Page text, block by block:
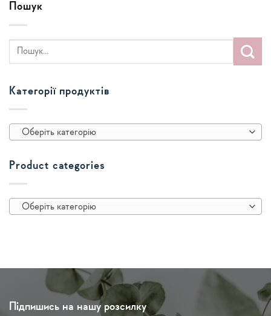
Пошук
Категорії продуктів
Оберіть категорію
Product categories
Оберіть категорію
Підпишись на нашу розсилку